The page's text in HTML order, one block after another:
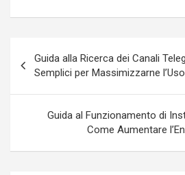
articoli
Guida alla Ricerca dei Canali
Semplici per Massimizzarne l’Uso
Guida al Funzionamento di
Come Aumentare